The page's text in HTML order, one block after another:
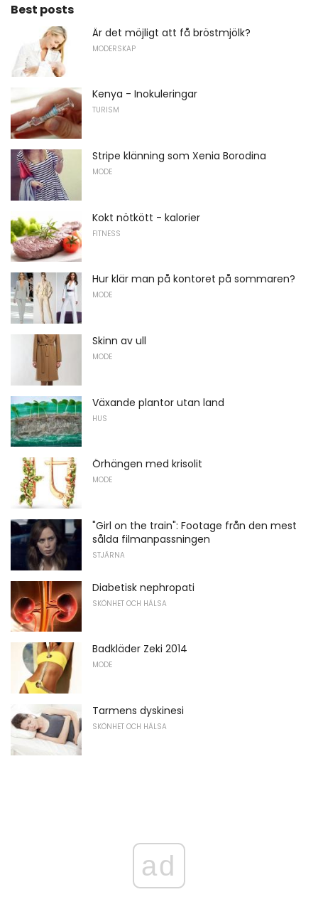
Best posts
Är det möjligt att få bröstmjölk?
MODERSKAP
Kenya - Inokuleringar
TURISM
Stripe klänning som Xenia Borodina
MODE
Kokt nötkött - kalorier
FITNESS
Hur klär man på kontoret på sommaren?
MODE
Skinn av ull
MODE
Växande plantor utan land
HUS
Örhängen med krisolit
MODE
"Girl on the train": Footage från den mest
sålda filmanpassningen
STJÄRNA
Diabetisk nephropati
SKÖNHET OCH HÄLSA
Badkläder Zeki 2014
MODE
Tarmens dyskinesi
SKÖNHET OCH HÄLSA
ad